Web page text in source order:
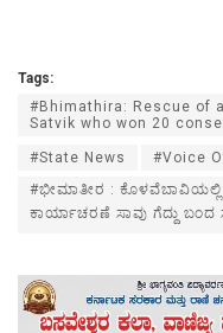
Tags:
#Bhimathira: Rescue of
Satvik who won 20
#State News
#Voice
#ಭೀಮಾತೀರ :
ಕಾರ್ಯಾಚರಣೆ ಸಾವು ಗೆದ್ದು ಬಂದ